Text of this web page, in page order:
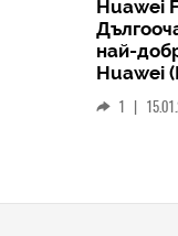
Huawei
най-
Huawei
1 |